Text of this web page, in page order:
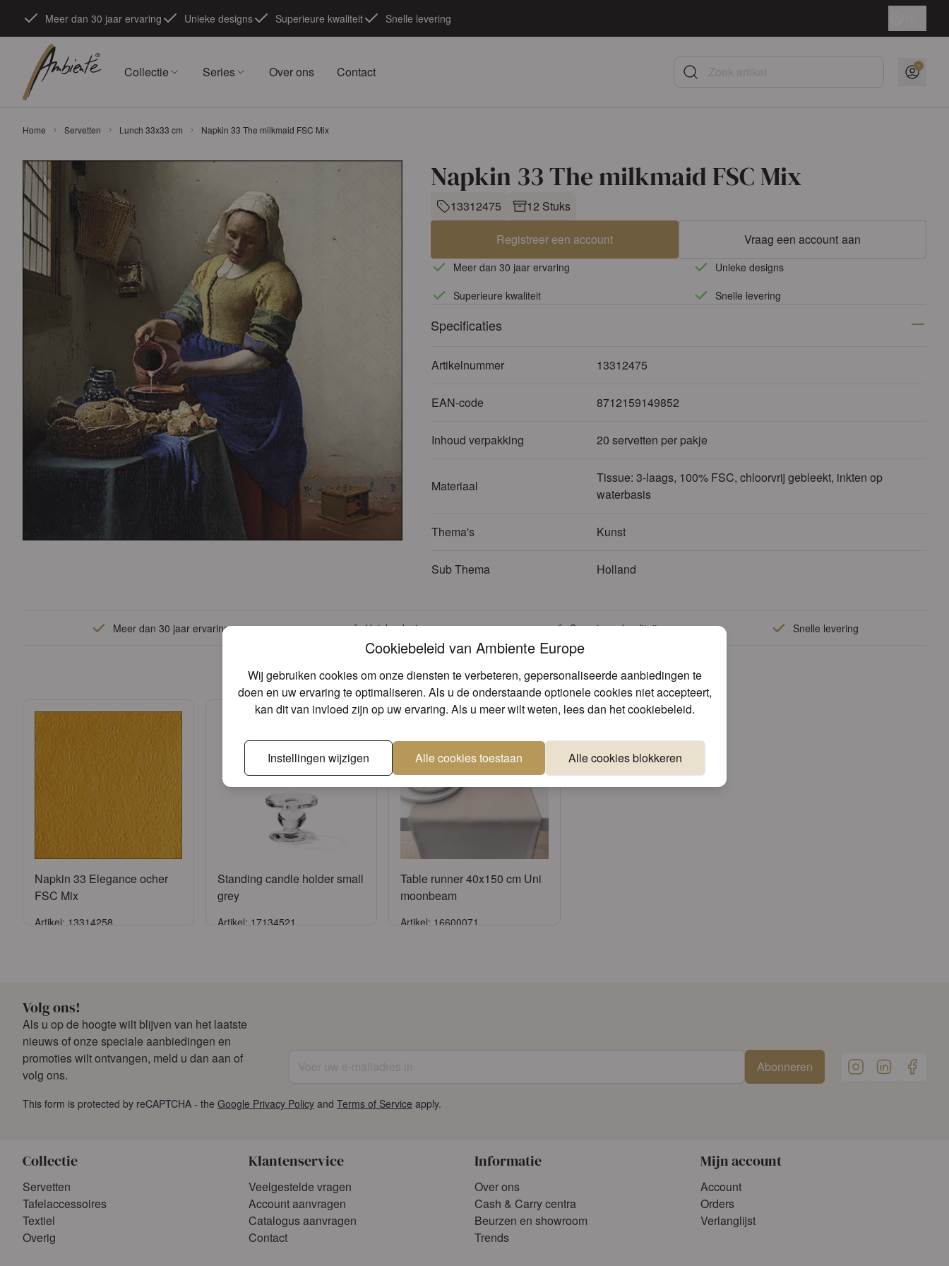
Cookiebeleid van Ambiente Europe
Wij gebruiken cookies om onze diensten te verbeteren, gepersonaliseerde aanbiedingen te
doen en uw ervaring te optimaliseren. Als u de onderstaande optionele cookies niet accepteert,
kan dit van invloed zijn op uw ervaring. Als u meer wilt weten, lees dan hetcookiebeleid.
Instellingen wijzigen Alle cookies toestaan Alle cookies blokkeren
Meer dan 30 jaar ervaring Unieke designs Superieure kwaliteit Snelle levering
Collectie Series Over ons Contact Zoek artikel
Home Servetten Lunch 33x33 cm Napkin 33 The milkmaid FSC Mix
Napkin 33 The milkmaid FSC Mix
13312475 12 Stuks
Registreer een account Vraag een account aan
Meer dan 30 jaar ervaring
Unieke designs
Superieure kwaliteit
Snelle levering
Specificaties
Artikelnummer 13312475
EAN-code 8712159149852
Inhoud verpakking 20 servetten per pakje
Materiaal
Tissue: 3-laags, 100% FSC, chloorvrij gebleekt, inkten op
waterbasis
Thema's Kunst
Sub Thema Holland
Meer dan 30 jaar ervaring Unieke designs Superieure kwaliteit Snelle levering
Andere producten die mogelijk iets voor u zijn!
Napkin 33 Elegance ocher
FSC Mix
Artikel: 13314258
Standing candle holder small
grey
Artikel: 17134521
Table runner 40x150 cm Uni
moonbeam
Artikel: 16600071
Volg ons!
Als u op de hoogte wilt blijven van het laatste
nieuws of onze speciale aanbiedingen en
promoties wilt ontvangen, meld u dan aan of
volg ons.
Abonneren
This form is protected by reCAPTCHA - the Google Privacy Policy and Terms of Service apply.
Collectie
Servetten
Tafelaccessoires
Textiel
Overig
Klantenservice
Veelgestelde vragen
Account aanvragen
Catalogus aanvragen
Contact
Informatie
Over ons
Cash & Carry centra
Beurzen en showroom
Trends
Mijn account
Account
Orders
Verlanglijst